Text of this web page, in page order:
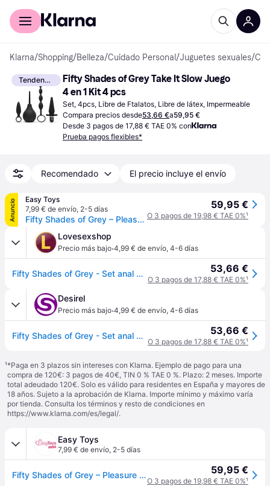
Comprar con Klarna
Klarna/Shopping/Belleza/Cuidado Personal /Juguetes sexuales/
Tendencia
Fifty Shades of Grey Take It Slow Juego
4 en 1 Kit 4 pcs
Set, 4pcs, Libre de Ftalatos, Libre de látex, Impermeable
Compara precios desde53,66 €a59,95 €
Desde 3 pagos de 17,88 € TAE 0% con
Prueba pagos flexibles*
Recomendado El precio incluye el envío
Anuncio
Easy Toys
7,99 € de envío, 2-5 días
Fifty Shades of Grey – Pleasure Overload Set Anal – Kit Principiante - Negro
59,95 €
O 3 pagos de 19,98 € TAE 0%¹
Lovesexshop
Precio más bajo·4,99 € de envío, 4-6 días
Fifty Shades of Grey - Set anal 4 en 1 - silicona negra 53,66 €
O 3 pagos de 17,88 € TAE 0%¹
Desirel
Precio más bajo·4,99 € de envío, 4-6 días
Fifty Shades of Grey - Set anal 4 en 1 - silicona negra 53,66 €
O 3 pagos de 17,88 € TAE 0%¹
¹*Paga en 3 plazos sin intereses con Klarna. Ejemplo de pago para una
compra de 120€: 3 pagos de 40€, TIN 0 % TAE 0 %. Plazo: 2 meses. Importe
total adeudado 120€. Solo es válido para residentes en España y mayores de
18 años. Sujeto a la aprobación de Klarna. Importe mínimo y máximo varía
por tienda. Consulta los términos y resto de condiciones en
https://www.klarna.com/es/legal/.
Easy Toys
7,99 € de envío, 2-5 días
Fifty Shades of Grey – Pleasure Overload Set Anal – Kit Principiante - Negro 59,95 €
O 3 pagos de 19,98 € TAE 0%¹